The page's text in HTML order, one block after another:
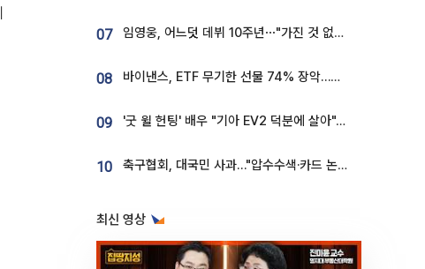
07 임영웅, 어느덧 데뷔 10주년⋯"가진 것 없던 시절, 내 앞엔 20명의 팬뿐"
08 바이낸스, ETF 무기한 선물 74% 장악…한국 레버리지 ETF 거래 급증 [e가상자산]
09 '굿 윌 헌팅' 배우 "기아 EV2 덕분에 살아"…교통사고 후 안전성 극찬
10 축구협회, 대국민 사과…"압수수색·카드 논란 사죄, 강도 높은 쇄신"
최신 영상